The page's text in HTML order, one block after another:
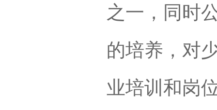
之一，同时
的培养，对
业培训和岗